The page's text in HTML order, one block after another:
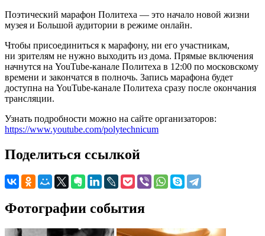
Поэтический марафон Политеха — это начало новой жизни
музея и Большой аудитории в режиме онлайн.
Чтобы присоединиться к марафону, ни его участникам,
ни зрителям не нужно выходить из дома. Прямые включения
начнутся на YouTube-канале Политеха в 12:00 по московскому
времени и закончатся в полночь. Запись марафона будет
доступна на YouTube-канале Политеха сразу после окончания
трансляции.
Узнать подробности можно на сайте организаторов:
https://www.youtube.com/polytechnicum
Поделиться ссылкой
Фотографии события